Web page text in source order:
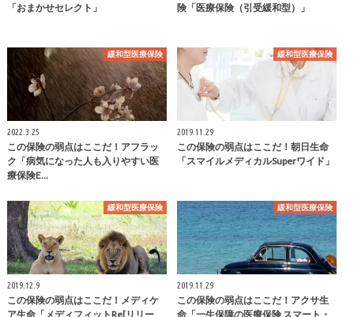
「おまかせセレクト」
険「医療保険（引受緩和型）」
緩和型医療保険
2022.3.25
この保険の弱点はここだ！アフラッ
ク「病気になった人も入りやすい医
療保険E…
緩和型医療保険
2019.11.29
この保険の弱点はここだ！朝日生命
「スマイルメディカルSuperワイド」
緩和型医療保険
2019.12.9
この保険の弱点はここだ！メディケ
ア生命「メディフィットRe[リリー
緩和型医療保険
2019.11.29
この保険の弱点はここだ！アクサ生
命「一生保障の医療保険 スマート・